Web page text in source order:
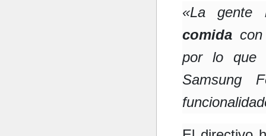
«La gente
comidacon
por lo que
Samsung